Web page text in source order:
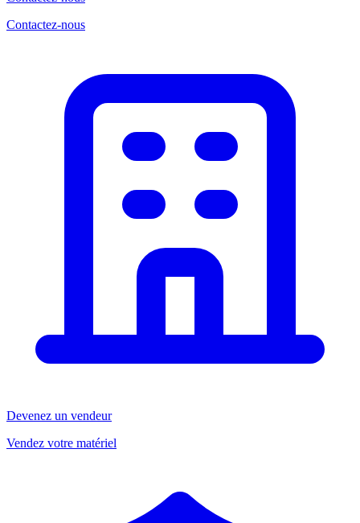
Contactez-nous
Devenez un vendeur
Vendez votre matériel